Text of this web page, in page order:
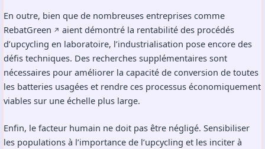
En outre, bien que de nombreuses entreprises comme
RebatGreen ↗️ aient démontré la rentabilité des procédés
d’upcycling en laboratoire, l’industrialisation pose encore des
défis techniques. Des recherches supplémentaires sont
nécessaires pour améliorer la capacité de conversion de toutes
les batteries usagées et rendre ces processus économiquement
viables sur une échelle plus large.
Enfin, le facteur humain ne doit pas être négligé. Sensibiliser
les populations à l’importance de l’upcycling et les inciter à